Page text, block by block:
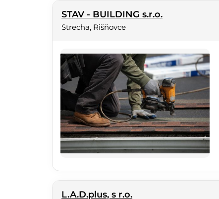
STAV - BUILDING s.r.o.
Strecha, Rišňovce
L.A.D.plus, s r.o.